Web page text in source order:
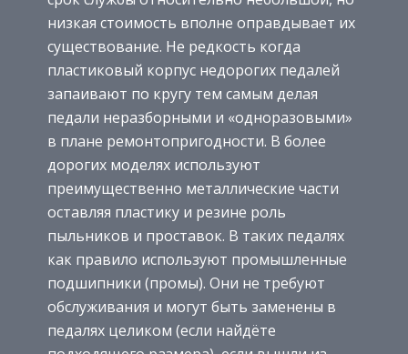
низкая стоимость вполне оправдывает их
существование. Не редкость когда
пластиковый корпус недорогих педалей
запаивают по кругу тем самым делая
педали неразборными и «одноразовыми»
в плане ремонтопригодности. В более
дорогих моделях используют
преимущественно металлические части
оставляя пластику и резине роль
пыльников и проставок. В таких педалях
как правило используют промышленные
подшипники (промы). Они не требуют
обслуживания и могут быть заменены в
педалях целиком (если найдёте